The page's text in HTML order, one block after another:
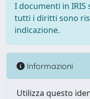
I documenti in
tutti i diritti sono
indicazione.
Informazioni
Utilizza questo